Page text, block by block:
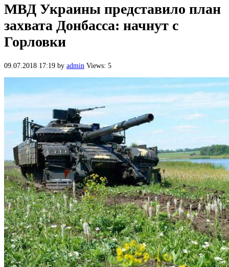
МВД Украины представило план
захвата Донбасса: начнут с
Горловки
09.07.2018 17:19 by admin Views: 5